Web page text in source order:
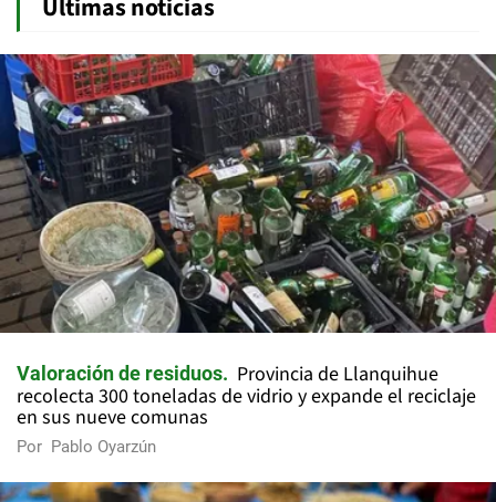
Últimas noticias
Valoración de residuos
Provincia de Llanquihue
recolecta 300 toneladas de vidrio y expande el reciclaje
en sus nueve comunas
Por Pablo Oyarzún